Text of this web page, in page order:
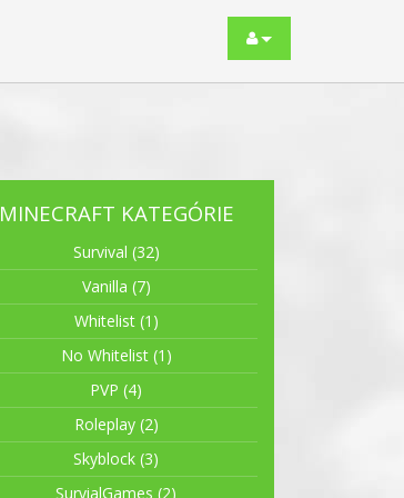
MINECRAFT KATEGÓRIE
Survival (32)
Vanilla (7)
Whitelist (1)
No Whitelist (1)
PVP (4)
Roleplay (2)
Skyblock (3)
SurvialGames (2)